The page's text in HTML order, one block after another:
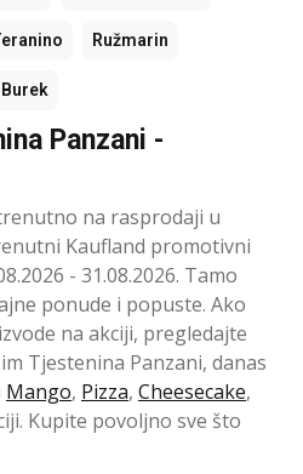
Ružmarin
Burek
Panzani -
na rasprodaji u
Kaufland promotivni
- 31.08.2026. Tamo
ponude i popuste. Ako
na akciji, pregledajte
Tjestenina Panzani, danas
Mango, Pizza, Cheesecake,
Kupite povoljno sve što